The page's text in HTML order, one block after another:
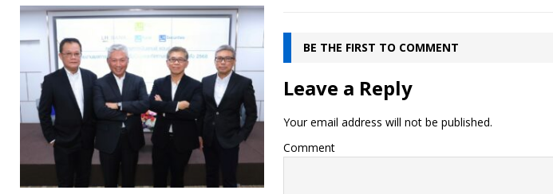
BE THE FIRST TO COMMENT
Leave a Reply
Your email address will not be published.
Comment